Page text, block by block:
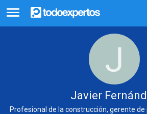
Javier
Profesional de la construcción, gerente